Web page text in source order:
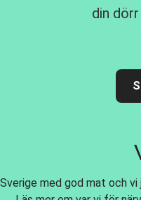
din
med god mat och